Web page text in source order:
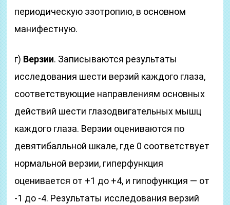
периодическую эзотропию, в основном
манифестную.
г) Верзии. Записываются результаты
исследования шести верзий каждого глаза,
соответствующие направлениям основных
действий шести глазодвигательных мышц
каждого глаза. Верзии оцениваются по
девятибалльной шкале, где 0 соответствует
нормальной верзии, гиперфункция
оценивается от +1 до +4, и гипофункция — от
-1 до -4. Результаты исследования верзий